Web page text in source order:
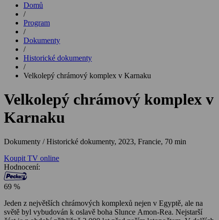
Domů
/
Program
/
Dokumenty
/
Historické dokumenty
/
Velkolepý chrámový komplex v Karnaku
Velkolepý chrámový komplex v
Karnaku
Dokumenty / Historické dokumenty, 2023, Francie, 70 min
Koupit TV online
Hodnocení:
69 %
Jeden z největších chrámových komplexů nejen v Egyptě, ale na
světě byl vybudován k oslavě boha Slunce Amon-Rea. Nejstarší